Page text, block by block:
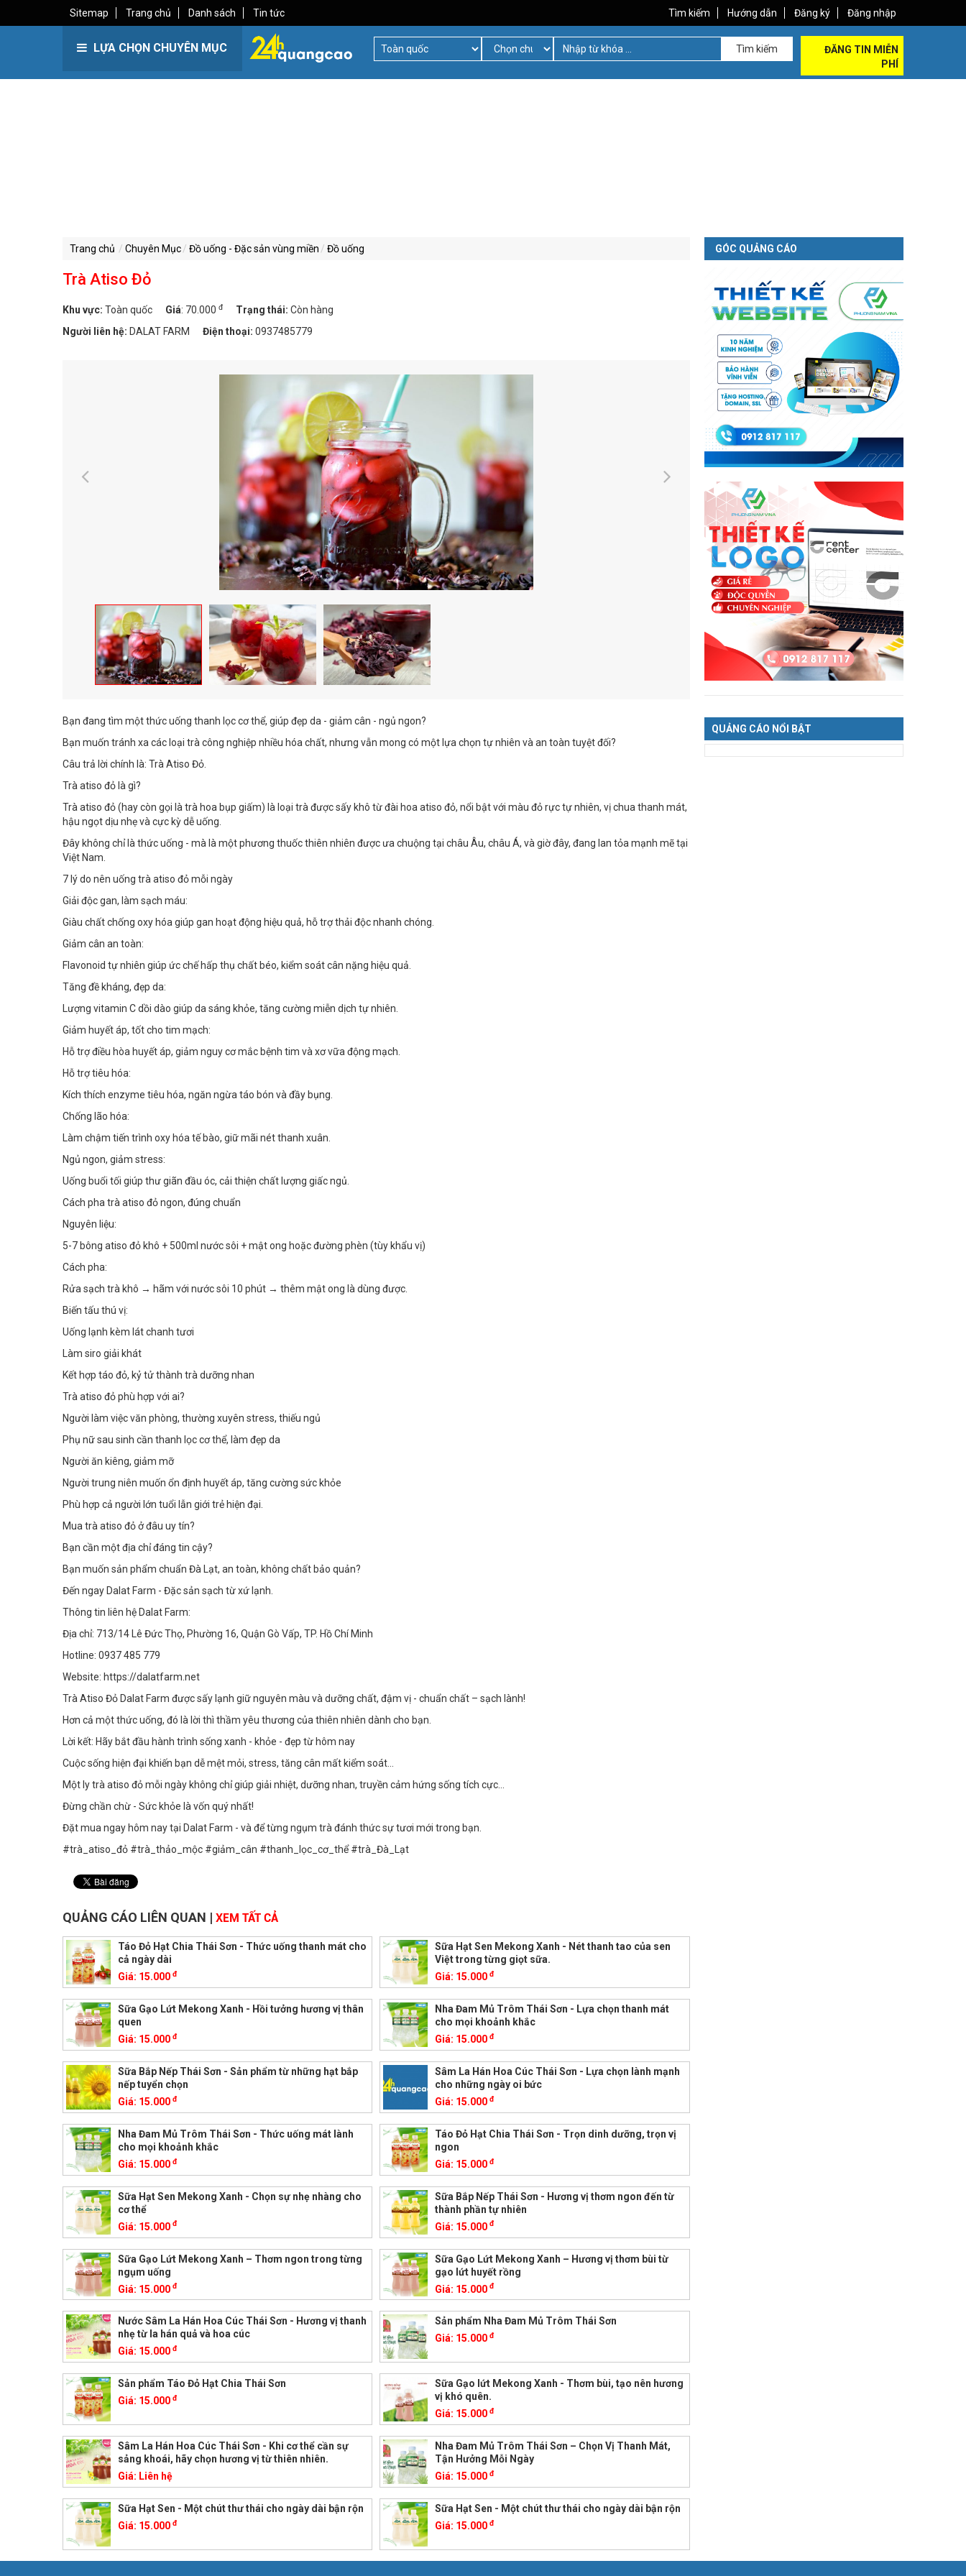
Sitemap Trang chủ Danh sách Tin tức Tìm kiếm Hướng dẫn Đăng ký Đăng nhập
LỰA CHỌN CHUYÊN MỤC Tìm kiếm
ĐĂNG TIN MIỄN
PHÍ
Trang chủ Chuyên Mục Đồ uống - Đặc sản vùng miền Đồ uống
Trà Atiso Đỏ
Khu vực: Toàn quốc Giá: 70.000 đ Trạng thái: Còn hàng
Người liên hệ: DALAT FARM Điện thoại: 0937485779
Bạn đang tìm một thức uống thanh lọc cơ thể, giúp đẹp da - giảm cân - ngủ ngon?
Bạn muốn tránh xa các loại trà công nghiệp nhiều hóa chất, nhưng vẫn mong có một lựa chọn tự nhiên và an toàn tuyệt đối?
Câu trả lời chính là: Trà Atiso Đỏ.
Trà atiso đỏ là gì?
Trà atiso đỏ (hay còn gọi là trà hoa bụp giấm) là loại trà được sấy khô từ đài hoa atiso đỏ, nổi bật với màu đỏ rực tự nhiên, vị chua thanh mát,
hậu ngọt dịu nhẹ và cực kỳ dễ uống.
Đây không chỉ là thức uống - mà là một phương thuốc thiên nhiên được ưa chuộng tại châu Âu, châu Á, và giờ đây, đang lan tỏa mạnh mẽ tại
Việt Nam.
7 lý do nên uống trà atiso đỏ mỗi ngày
Giải độc gan, làm sạch máu:
Giàu chất chống oxy hóa giúp gan hoạt động hiệu quả, hỗ trợ thải độc nhanh chóng.
Giảm cân an toàn:
Flavonoid tự nhiên giúp ức chế hấp thụ chất béo, kiểm soát cân nặng hiệu quả.
Tăng đề kháng, đẹp da:
Lượng vitamin C dồi dào giúp da sáng khỏe, tăng cường miễn dịch tự nhiên.
Giảm huyết áp, tốt cho tim mạch:
Hỗ trợ điều hòa huyết áp, giảm nguy cơ mắc bệnh tim và xơ vữa động mạch.
Hỗ trợ tiêu hóa:
Kích thích enzyme tiêu hóa, ngăn ngừa táo bón và đầy bụng.
Chống lão hóa:
Làm chậm tiến trình oxy hóa tế bào, giữ mãi nét thanh xuân.
Ngủ ngon, giảm stress:
Uống buổi tối giúp thư giãn đầu óc, cải thiện chất lượng giấc ngủ.
Cách pha trà atiso đỏ ngon, đúng chuẩn
Nguyên liệu:
5-7 bông atiso đỏ khô + 500ml nước sôi + mật ong hoặc đường phèn (tùy khẩu vị)
Cách pha:
Rửa sạch trà khô → hãm với nước sôi 10 phút → thêm mật ong là dùng được.
Biến tấu thú vị:
Uống lạnh kèm lát chanh tươi
Làm siro giải khát
Kết hợp táo đỏ, kỷ tử thành trà dưỡng nhan
Trà atiso đỏ phù hợp với ai?
Người làm việc văn phòng, thường xuyên stress, thiếu ngủ
Phụ nữ sau sinh cần thanh lọc cơ thể, làm đẹp da
Người ăn kiêng, giảm mỡ
Người trung niên muốn ổn định huyết áp, tăng cường sức khỏe
Phù hợp cả người lớn tuổi lẫn giới trẻ hiện đại.
Mua trà atiso đỏ ở đâu uy tín?
Bạn cần một địa chỉ đáng tin cậy?
Bạn muốn sản phẩm chuẩn Đà Lạt, an toàn, không chất bảo quản?
Đến ngay Dalat Farm - Đặc sản sạch từ xứ lạnh.
Thông tin liên hệ Dalat Farm:
Địa chỉ: 713/14 Lê Đức Thọ, Phường 16, Quận Gò Vấp, TP. Hồ Chí Minh
Hotline: 0937 485 779
Website: https://dalatfarm.net
Trà Atiso Đỏ Dalat Farm được sấy lạnh giữ nguyên màu và dưỡng chất, đậm vị - chuẩn chất – sạch lành!
Hơn cả một thức uống, đó là lời thì thầm yêu thương của thiên nhiên dành cho bạn.
Lời kết: Hãy bắt đầu hành trình sống xanh - khỏe - đẹp từ hôm nay
Cuộc sống hiện đại khiến bạn dễ mệt mỏi, stress, tăng cân mất kiểm soát...
Một ly trà atiso đỏ mỗi ngày không chỉ giúp giải nhiệt, dưỡng nhan, truyền cảm hứng sống tích cực...
Đừng chần chừ - Sức khỏe là vốn quý nhất!
Đặt mua ngay hôm nay tại Dalat Farm - và để từng ngụm trà đánh thức sự tươi mới trong bạn.
#trà_atiso_đỏ #trà_thảo_mộc #giảm_cân #thanh_lọc_cơ_thể #trà_Đà_Lạt
QUẢNG CÁO LIÊN QUAN | XEM TẤT CẢ
Táo Đỏ Hạt Chia Thái Sơn - Thức uống thanh mát cho
cả ngày dài
Giá: 15.000 đ
Sữa Hạt Sen Mekong Xanh - Nét thanh tao của sen
Việt trong từng giọt sữa.
Giá: 15.000đ
Sữa Gạo Lứt Mekong Xanh - Hồi tưởng hương vị thân
quen
Giá: 15.000 đ
Nha Đam Mủ Trôm Thái Sơn - Lựa chọn thanh mát
cho mọi khoảnh khắc
Giá: 15.000đ
Sữa Bắp Nếp Thái Sơn - Sản phẩm từ những hạt bắp
nếp tuyển chọn
Giá: 15.000 đ
Sâm La Hán Hoa Cúc Thái Sơn - Lựa chọn lành mạnh
cho những ngày oi bức
Giá: 15.000đ
Nha Đam Mủ Trôm Thái Sơn - Thức uống mát lành
cho mọi khoảnh khắc
Giá: 15.000 đ
Táo Đỏ Hạt Chia Thái Sơn - Trọn dinh dưỡng, trọn vị
ngon
Giá: 15.000đ
Sữa Hạt Sen Mekong Xanh - Chọn sự nhẹ nhàng cho
cơ thể
Giá: 15.000 đ
Sữa Bắp Nếp Thái Sơn - Hương vị thơm ngon đến từ
thành phần tự nhiên
Giá: 15.000đ
Sữa Gạo Lứt Mekong Xanh – Thơm ngon trong từng
ngụm uống
Giá: 15.000 đ
Sữa Gạo Lứt Mekong Xanh – Hương vị thơm bùi từ
gạo lứt huyết rồng
Giá: 15.000đ
Nước Sâm La Hán Hoa Cúc Thái Sơn - Hương vị thanh
nhẹ từ la hán quả và hoa cúc
Giá: 15.000 đ
Sản phẩm Nha Đam Mủ Trôm Thái Sơn
Giá: 15.000đ
Sản phẩm Táo Đỏ Hạt Chia Thái Sơn
Giá: 15.000 đ
Sữa Gạo lứt Mekong Xanh - Thơm bùi, tạo nên hương
vị khó quên.
Giá: 15.000đ
Sâm La Hán Hoa Cúc Thái Sơn - Khi cơ thể cần sự
sảng khoái, hãy chọn hương vị từ thiên nhiên.
Giá: Liên hệ
Nha Đam Mủ Trôm Thái Sơn – Chọn Vị Thanh Mát,
Tận Hưởng Mỗi Ngày
Giá: 15.000đ
Sữa Hạt Sen - Một chút thư thái cho ngày dài bận rộn
Giá: 15.000 đ
Sữa Hạt Sen - Một chút thư thái cho ngày dài bận rộn
Giá: 15.000đ
GÓC QUẢNG CÁO
QUẢNG CÁO NỔI BẬT